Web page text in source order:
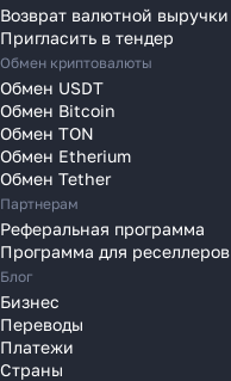
Переводы в Латвию
Переводы в Литву
Переводы в Молдавию
Переводы в Монако
Переводы в Нидерланды
Переводы в Польшу
Переводы в Португалию
Переводы в Румынию
Переводы в Сербию
Переводы в Словакию
Переводы в Словению
Переводы в Финляндию
Возврат валютной выручки
Пригласить в тендер
Обмен криптовалюты
Обмен USDT
Обмен Bitcoin
Обмен TON
Обмен Etherium
Обмен Tether
Партнерам
Реферальная программа
Программа для реселлеров
Блог
Бизнес
Переводы
Платежи
Страны